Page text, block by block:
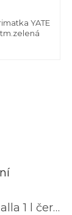
YATE
Taštička HUSKY Malla 1 l černá